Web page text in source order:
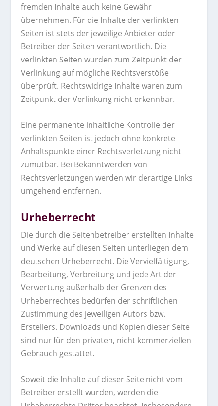
fremden Inhalte auch keine Gewähr
übernehmen. Für die Inhalte der verlinkten
Seiten ist stets der jeweilige Anbieter oder
Betreiber der Seiten verantwortlich. Die
verlinkten Seiten wurden zum Zeitpunkt der
Verlinkung auf mögliche Rechtsverstöße
überprüft. Rechtswidrige Inhalte waren zum
Zeitpunkt der Verlinkung nicht erkennbar.
Eine permanente inhaltliche Kontrolle der
verlinkten Seiten ist jedoch ohne konkrete
Anhaltspunkte einer Rechtsverletzung nicht
zumutbar. Bei Bekanntwerden von
Rechtsverletzungen werden wir derartige Links
umgehend entfernen.
Urheberrecht
Die durch die Seitenbetreiber erstellten Inhalte
und Werke auf diesen Seiten unterliegen dem
deutschen Urheberrecht. Die Vervielfältigung,
Bearbeitung, Verbreitung und jede Art der
Verwertung außerhalb der Grenzen des
Urheberrechtes bedürfen der schriftlichen
Zustimmung des jeweiligen Autors bzw.
Erstellers. Downloads und Kopien dieser Seite
sind nur für den privaten, nicht kommerziellen
Gebrauch gestattet.
Soweit die Inhalte auf dieser Seite nicht vom
Betreiber erstellt wurden, werden die